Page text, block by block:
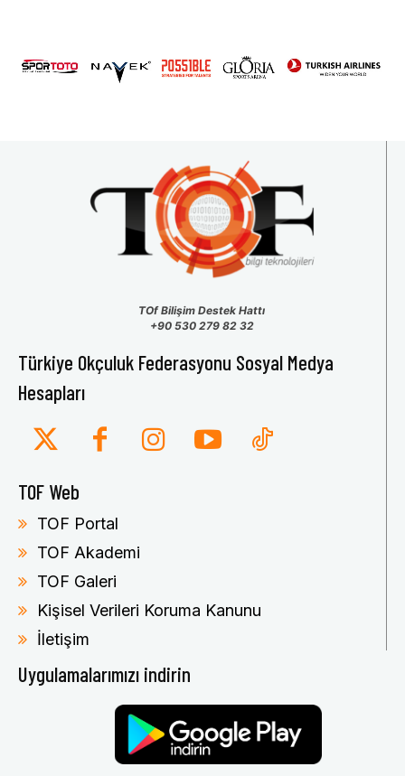
TOf Bilişim Destek Hattı
+90 530 279 82 32
Türkiye Okçuluk Federasyonu Sosyal Medya
Hesapları
TOF Web
TOF Portal
TOF Akademi
TOF Galeri
Kişisel Verileri Koruma Kanunu
İletişim
Uygulamalarımızı indirin